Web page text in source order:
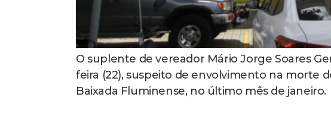
O suplente de vereador Mário Jorge Soares
feira (22), suspeito de envolvimento na morte
Baixada Fluminense, no último mês de janeiro.